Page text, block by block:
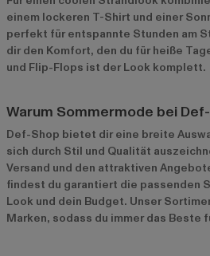
einem lockeren T-Shirt und einer
perfekt für entspannte Stunden am
dir den Komfort, den du für heiße
und Flip-Flops ist der Look komplett.
Warum Sommermode bei
Def-Shop bietet dir eine breite
sich durch Stil und Qualität
Versand und den attraktiven
findest du garantiert die passenden
Look und dein Budget. Unser
Marken, sodass du immer das Beste